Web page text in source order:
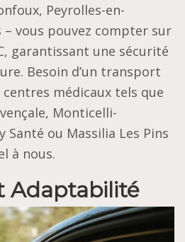
Peyrolles-en-
– vous pouvez compter sur
garantissant une sécurité
Besoin d’un transport
médicaux tels que
Monticelli-
Santé ou Massilia Les Pins
à nous.
Adaptabilité